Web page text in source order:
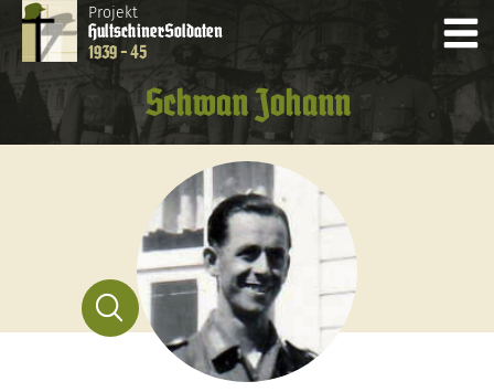
Projekt
HultschinerSoldaten
1939 - 45
Schwan Johann